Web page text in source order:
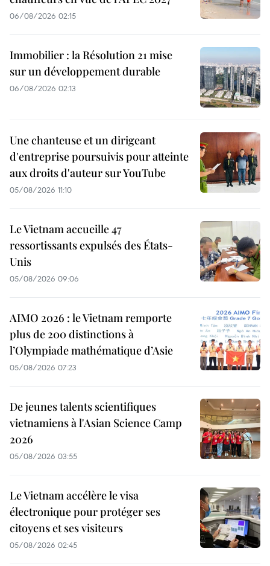
06/08/2026 02:15
Immobilier : la Résolution 21 mise
sur un développement durable
06/08/2026 02:13
Une chanteuse et un dirigeant
d'entreprise poursuivis pour atteinte
aux droits d'auteur sur YouTube
05/08/2026 11:10
Le Vietnam accueille 47
ressortissants expulsés des États-
Unis
05/08/2026 09:06
AIMO 2026 : le Vietnam remporte
plus de 200 distinctions à
l’Olympiade mathématique d’Asie
05/08/2026 07:23
De jeunes talents scientifiques
vietnamiens à l'Asian Science Camp
2026
05/08/2026 03:55
Le Vietnam accélère le visa
électronique pour protéger ses
citoyens et ses visiteurs
05/08/2026 02:45